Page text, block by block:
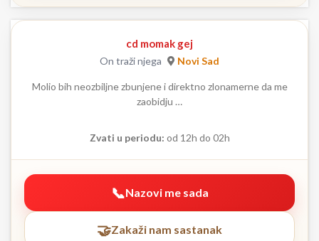
cd momak gej
On traži njega Novi Sad
Molio bih neozbiljne zbunjene i direktno zlonamerne da me
zaobidju …
Zvati u periodu: od 12h do 02h
Nazovi me sada
Zakaži nam sastanak